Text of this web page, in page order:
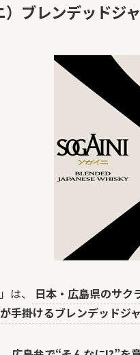
ブレンデッドジ
は、
日本・広島県のサク
掛けるブレンデッドジ